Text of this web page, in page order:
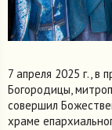
7 апреля 2025 г., в
Богородицы,
совершил
храме